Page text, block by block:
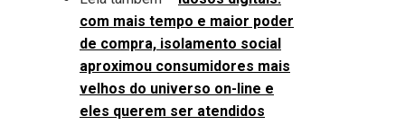
com mais tempo e maior poder
de compra, isolamento social
aproximou consumidores mais
velhos do universo on-line e
eles querem ser atendidos